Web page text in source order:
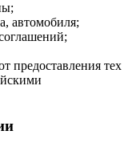
автомобиля;
предоставления тех